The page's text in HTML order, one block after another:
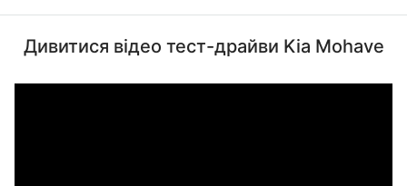
Дивитися відео тест-драйви Kia Mohave